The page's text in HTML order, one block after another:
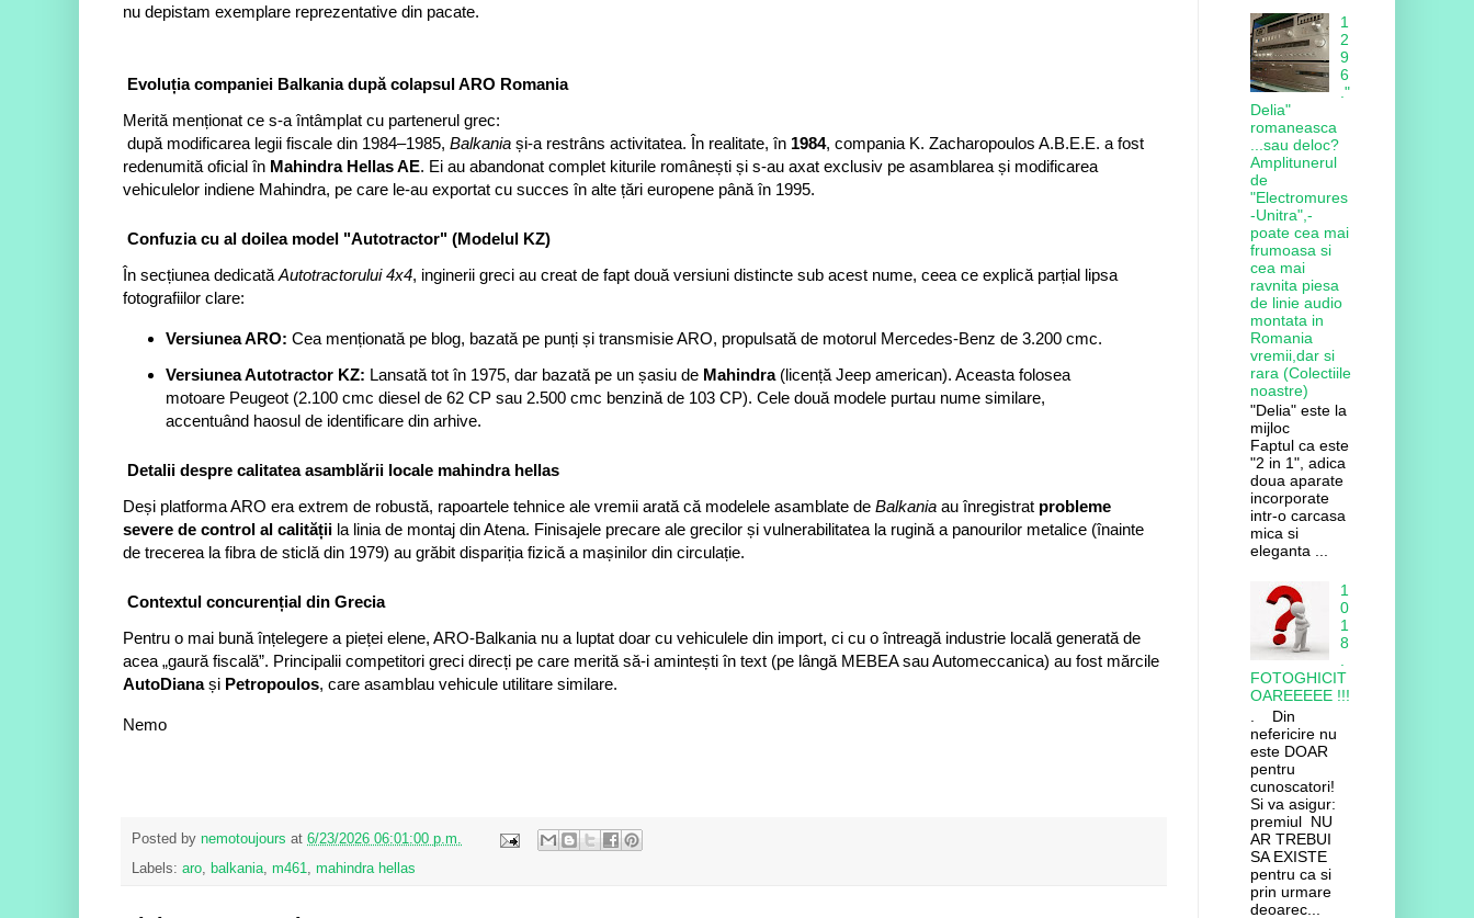
nu depistam exemplare reprezentative din pacate.
Evoluția companiei Balkania după colapsul ARO Romania
Merită menționat ce s-a întâmplat cu partenerul grec:
după modificarea legii fiscale din 1984–1985, Balkania și-a restrâns activitatea. În realitate, în 1984, compania K. Zacharopoulos A.B.E.E. a fost
redenumită oficial în Mahindra Hellas AE. Ei au abandonat complet kiturile românești și s-au axat exclusiv pe asamblarea și modificarea
vehiculelor indiene Mahindra, pe care le-au exportat cu succes în alte țări europene până în 1995.
Confuzia cu al doilea model "Autotractor" (Modelul KZ)
În secțiunea dedicată Autotractorului 4x4, inginerii greci au creat de fapt două versiuni distincte sub acest nume, ceea ce explică parțial lipsa
fotografiilor clare:
Versiunea ARO: Cea menționată pe blog, bazată pe punți și transmisie ARO, propulsată de motorul Mercedes-Benz de 3.200 cmc.
Versiunea Autotractor KZ: Lansată tot în 1975, dar bazată pe un șasiu de Mahindra(licență Jeep american). Aceasta folosea
motoare Peugeot (2.100 cmc diesel de 62 CP sau 2.500 cmc benzină de 103 CP). Cele două modele purtau nume similare,
accentuând haosul de identificare din arhive.
Detalii despre calitatea asamblării locale mahindra hellas
Deși platforma ARO era extrem de robustă, rapoartele tehnice ale vremii arată că modelele asamblate de Balkania au înregistrat probleme
severe de control al calității la linia de montaj din Atena. Finisajele precare ale grecilor și vulnerabilitatea la rugină a panourilor metalice (înainte
de trecerea la fibra de sticlă din 1979) au grăbit dispariția fizică a mașinilor din circulație.
Contextul concurențial din Grecia
Pentru o mai bună înțelegere a pieței elene, ARO-Balkania nu a luptat doar cu vehiculele din import, ci cu o întreagă industrie locală generată de
acea „gaură fiscală”. Principalii competitori greci direcți pe care merită să-i amintești în text (pe lângă MEBEA sau Automeccanica) au fost mărcile
AutoDianași Petropoulos, care asamblau vehicule utilitare similare.
Nemo
Posted by nemotoujours at 6/23/2026 06:01:00 p.m.
Labels: aro, balkania, m461, mahindra hellas
1
2
9
6
."
Delia"
romaneasca
...sau deloc?
Amplitunerul
de
"Electromures
-Unitra",-
poate cea mai
frumoasa si
cea mai
ravnita piesa
de linie audio
montata in
Romania
vremii,dar si
rara (Colectiile
noastre)
"Delia" este la
mijloc
Faptul ca este
"2 in 1", adica
doua aparate
incorporate
intr-o carcasa
mica si
eleganta ...
1
0
1
8
FOTOGHICIT
OAREEEEE !!!
. Din
nefericire nu
este DOAR
pentru
cunoscatori!
Si va asigur:
premiul NU
AR TREBUI
SA EXISTE
pentru ca si
prin urmare
deoarec...